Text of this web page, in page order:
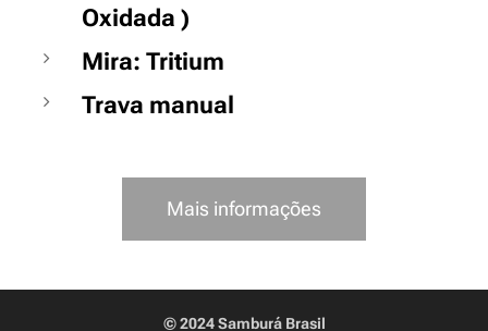
Oxidada )
Mira: Tritium
Trava manual
Mais informações
© 2024 Samburá Brasil